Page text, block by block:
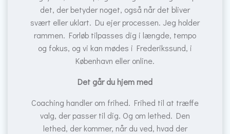
det, der betyder noget, også når det bliver
svært eller uklart. Du ejer processen. Jeg holder
rammen. Forløb tilpasses dig i længde, tempo
og fokus, og vi kan mødes i Frederikssund, i
København eller online.
Det går du hjem med
Coaching handler om frihed. Frihed til at træffe
valg, der passer til dig. Og om lethed. Den
lethed, der kommer, når du ved, hvad der